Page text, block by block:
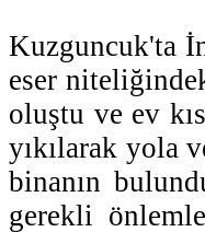
Kuzguncuk'ta
eser
oluştu ve ev
yıkılarak yola
binanın
gerekli